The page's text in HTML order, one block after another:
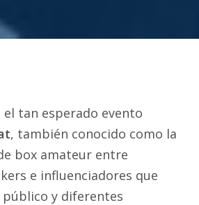
el tan esperado evento
, también conocido como la
box amateur entre
e influenciadores que
y diferentes